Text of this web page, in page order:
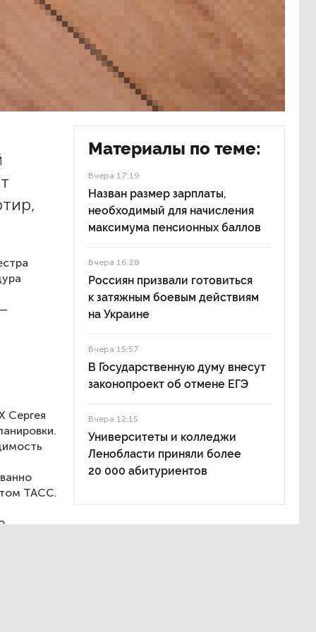
Сергея
ТАСС.
Материалы по теме:
Вчера 17:19
Назван размер зарплаты,
необходимый для начисления
максимума пенсионных баллов
Вчера 16:28
Россиян призвали готовиться
к затяжным боевым действиям
на Украине
Вчера 15:57
В Государственную думу внесут
законопроект об отмене ЕГЭ
Вчера 12:15
Университеты и колледжи
Ленобласти приняли более
20 000 абитуриентов